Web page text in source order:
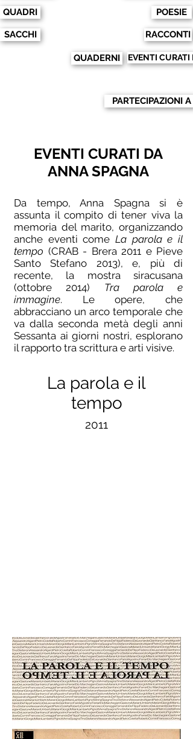
QUADRI
SACCHI
POESIE
RACCONTI
QUADERNI EVENTI CURATI
PARTECIPAZIONI A
EVENTI CURATI DA
ANNA SPAGNA
Da tempo, Anna Spagna si è
assunta il compito di tener viva la
memoria del marito, organizzando
anche eventi come La parola e il
tempo (CRAB - Brera 2011 e Pieve
Santo Stefano 2013), e, più di
recente, la mostra siracusana
(ottobre 2014) Tra parola e
immagine. Le opere, che
abbracciano un arco temporale che
va dalla seconda metà degli anni
Sessanta ai giorni nostri, esplorano
il rapporto tra scrittura e arti visive.
La parola e il
tempo
2011